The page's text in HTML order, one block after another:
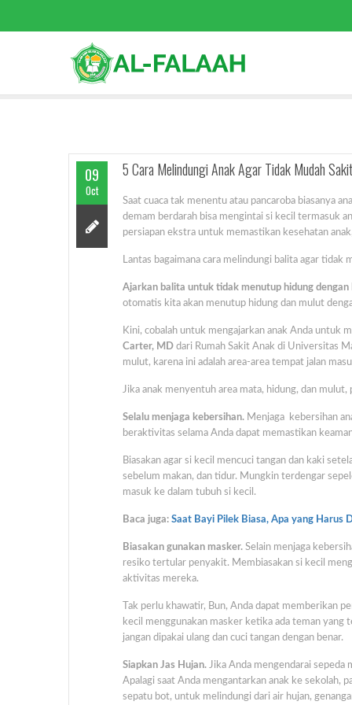
09
Oct
5 Cara Melindungi Anak Agar Tidak Mudah
Saat cuaca tak menentu atau pancaroba biasanya
demam berdarah bisa mengintai si kecil termasuk
persiapan ekstra untuk memastikan kesehatan
Lantas bagaimana cara melindungi balita agar
Ajarkan balita untuk tidak menutup hidung
otomatis kita akan menutup hidung dan mulut
Kini, cobalah untuk mengajarkan anak Anda untuk
Carter, MD dari Rumah Sakit Anak di Universitas
mulut, karena ini adalah area-area tempat jalan
Jika anak menyentuh area mata, hidung, dan
Selalu menjaga kebersihan. Menjaga kebersihan
beraktivitas selama Anda dapat memastikan
Biasakan agar si kecil mencuci tangan dan kaki
sebelum makan, dan tidur. Mungkin terdengar
masuk ke dalam tubuh si kecil.
Baca juga: Saat Bayi Pilek Biasa, Apa yang Harus
Biasakan gunakan masker. Selain menjaga
resiko tertular penyakit. Membiasakan si kecil
aktivitas mereka.
Tak perlu khawatir, Bun, Anda dapat memberikan
kecil menggunakan masker ketika ada teman yang
jangan dipakai ulang dan cuci tangan dengan benar.
Siapkan Jas Hujan. Jika Anda mengendarai sepeda
Apalagi saat Anda mengantarkan anak ke sekolah,
sepatu bot, untuk melindungi dari air hujan,